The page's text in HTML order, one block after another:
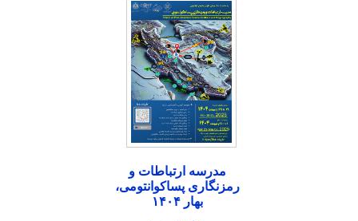
مدرسه ارتباطات و
رمزنگاری پساکوانتومی،
بهار ۱۴۰۴